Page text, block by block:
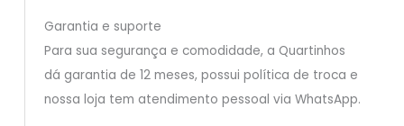
Garantia e suporte
Para sua segurança e comodidade, a Quartinhos
dá garantia de 12 meses, possui política de troca e
nossa loja tem atendimento pessoal via WhatsApp.